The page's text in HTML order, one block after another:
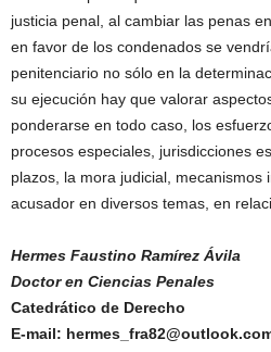
justicia penal, al cambiar las penas
en favor de los condenados se
penitenciario no sólo en la
su ejecución hay que valorar
ponderarse en todo caso, los
procesos especiales, jurisdicciones
plazos, la mora judicial, mecanismos
acusador en diversos temas, en
Hermes Faustino Ramírez Ávila
Doctor en Ciencias Penales
Catedrático de Derecho
E-mail: